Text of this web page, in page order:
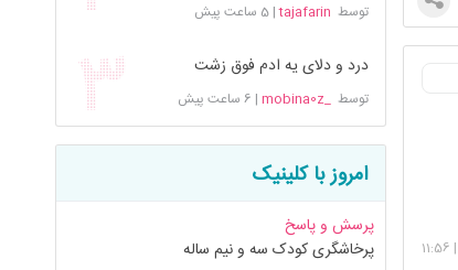
|
11:56
توسط tajafarin
|5 ساعت پیش
درد و دلای یه ادم فوق زشت
توسط_mobina0z
| 6 ساعت پیش
امروز با کلینیک
پرسش و پاسخ
پرخاشگری کودک سه و نیم ساله